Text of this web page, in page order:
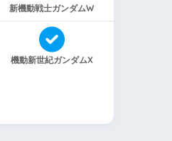
新機動戦士ガンダムW
機動新世紀ガンダムX